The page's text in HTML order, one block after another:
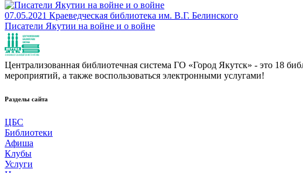
07.05.2021 Краеведческая библиотека им. В.Г. Белинского
Писатели Якутии на войне и о войне
Централизованная библиотечная система ГО «Город Якутск» - это 18
мероприятий, а также воспользоваться электронными услугами!
Разделы сайта
ЦБС
Библиотеки
Афиша
Клубы
Услуги